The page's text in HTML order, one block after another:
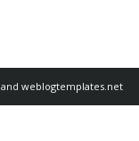
and weblogtemplates.net